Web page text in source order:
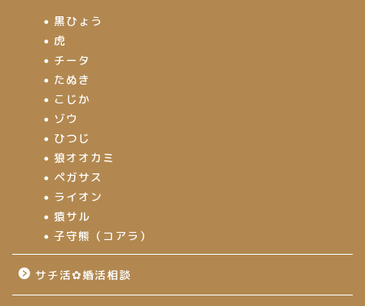
黒ひょう
虎
チータ
たぬき
こじか
ゾウ
ひつじ
狼オオカミ
ペガサス
ライオン
猿サル
子守熊（コアラ）
サチ活✿婚活相談